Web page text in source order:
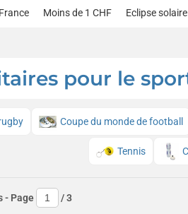
Moins de 1 CHF Eclipse solaire
pour le
Coupe du monde de football
Tennis
- Page /3